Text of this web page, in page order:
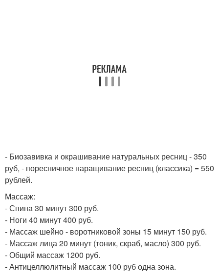
- Биозавивка и окрашивание натуральных ресниц - 350
руб, - поресничное наращивание ресниц (классика) = 550
рублей.
Массаж:
- Спина 30 минут 300 руб.
- Ноги 40 минут 400 руб.
- Массаж шейно - воротниковой зоны 15 минут 150 руб.
- Массаж лица 20 минут (тоник, скраб, масло) 300 руб.
- Общий массаж 1200 руб.
- Антицеллюлитный массаж 100 руб одна зона.